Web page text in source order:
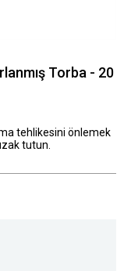
Torba - 20
tehlikesini önlemek
tutun.